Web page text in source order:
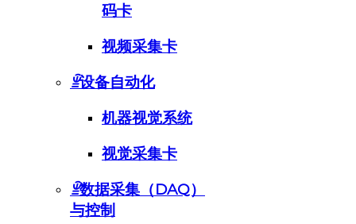
码卡
视频采集卡
ꁇ设备自动化
机器视觉系统
视觉采集卡
ꁇ数据采集（DAQ）
与控制